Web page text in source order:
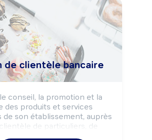
de clients.
de clientèle bancaire
conseil, la promotion et la
des produits et services
de son établissement, auprès
de particuliers, de